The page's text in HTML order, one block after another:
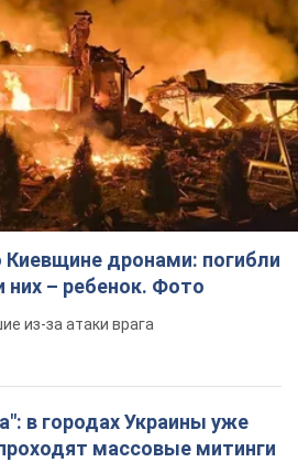
Киевщине дронами: погибли
– ребенок. Фото
из-за атаки врага
в городах Украины уже
массовые митинги